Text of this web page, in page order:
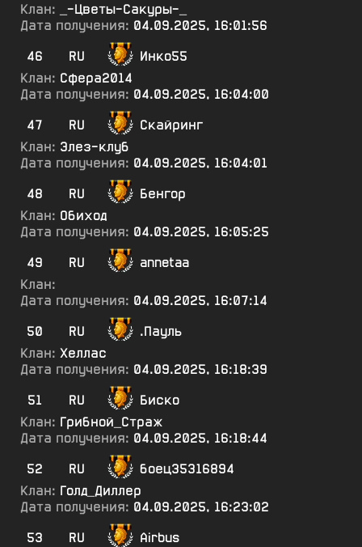
Клан:
_-Цветы-Сакуры-_
Дата получения: 04.09.2025, 16:01:56
46
RU
Инко55
Клан: Сфера2014
Дата получения: 04.09.2025, 16:04:00
47
RU
Скайринг
Клан: Элез-клуб
Дата получения: 04.09.2025, 16:04:01
48
RU
Бенгор
Клан: Обиход
Дата получения: 04.09.2025, 16:05:25
49
RU
annetaa
Клан:
Дата получения: 04.09.2025, 16:07:14
50
RU
.Пауль
Клан: Хеллас
Дата получения: 04.09.2025, 16:18:39
51
RU
Биско
Клан: Грибной_Страж
Дата получения: 04.09.2025, 16:18:44
52
RU
боец35316894
Клан: Голд_Диллер
Дата получения: 04.09.2025, 16:23:02
53
RU
Airbus